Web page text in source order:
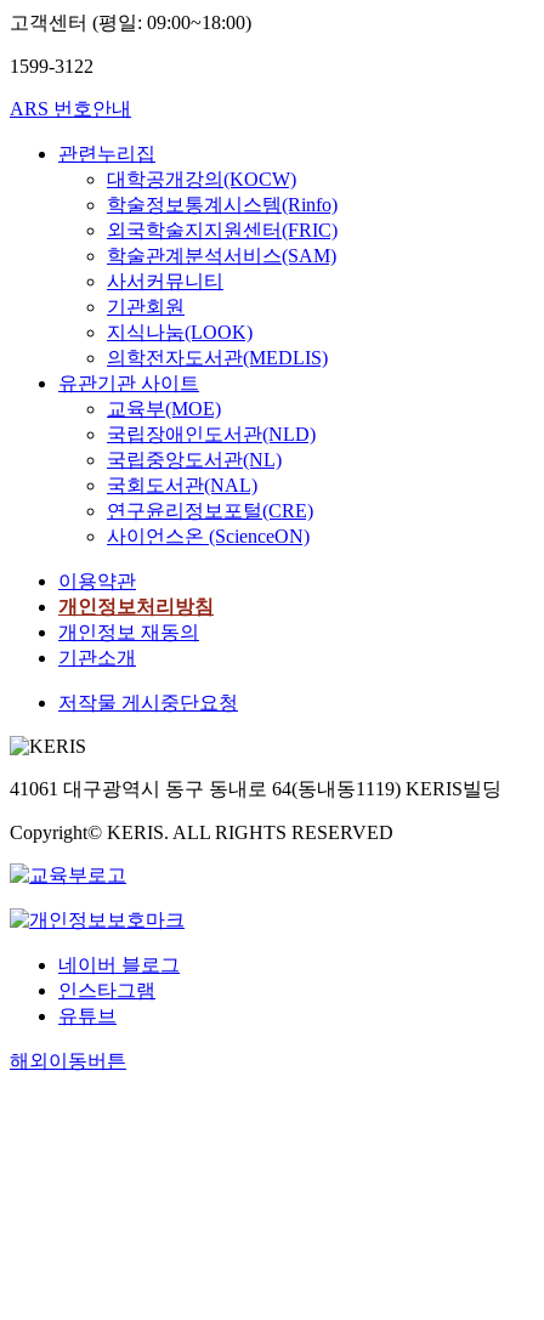
고객센터 (평일: 09:00~18:00)
1599-3122
ARS 번호안내
관련누리집
대학공개강의(KOCW)
학술정보통계시스템(Rinfo)
외국학술지지원센터(FRIC)
학술관계분석서비스(SAM)
사서커뮤니티
기관회원
지식나눔(LOOK)
의학전자도서관(MEDLIS)
유관기관 사이트
교육부(MOE)
국립장애인도서관(NLD)
국립중앙도서관(NL)
국회도서관(NAL)
연구윤리정보포털(CRE)
사이언스온 (ScienceON)
이용약관
개인정보처리방침
개인정보 재동의
기관소개
저작물 게시중단요청
41061 대구광역시 동구 동내로 64(동내동1119) KERIS빌딩
Copyright© KERIS. ALL RIGHTS RESERVED
네이버 블로그
인스타그램
유튜브
해외이동버튼